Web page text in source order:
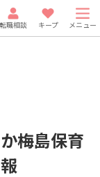
転職相談 キープ メニュー
梅島保育